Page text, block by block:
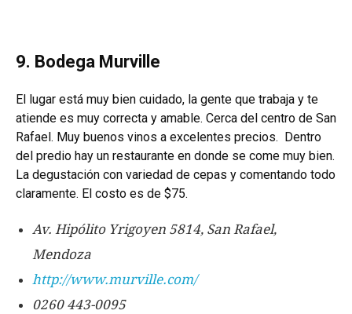
9. Bodega Murville
El lugar está muy bien cuidado, la gente que trabaja y te
atiende es muy correcta y amable. Cerca del centro de San
Rafael. Muy buenos vinos a excelentes precios. Dentro
del predio hay un restaurante en donde se come muy bien.
La degustación con variedad de cepas y comentando todo
claramente. El costo es de $75.
Av. Hipólito Yrigoyen 5814, San Rafael,
Mendoza
http://www.murville.com/
0260 443-0095